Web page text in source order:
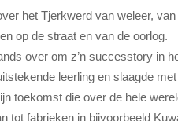
het Tjerkwerd van weleer,
op de straat en van de oorlog.
over om z’n successtory in
leerling en slaagde
toekomst die over de hele
tot fabrieken in bijvoorbeeld